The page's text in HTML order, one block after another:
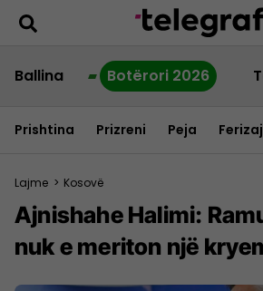
Ballina Botërori 2026
Prishtina Prizreni Peja Ferizaj
Lajme > Kosovë
Ajnishahe Halimi:
nuk e meriton një